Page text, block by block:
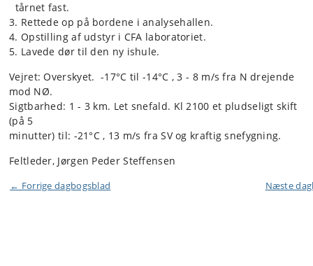
tårnet fast.
3. Rettede op på bordene i analysehallen.
4. Opstilling af udstyr i CFA laboratoriet.
5. Lavede dør til den ny ishule.
Vejret: Overskyet. -17°C til -14°C , 3 - 8 m/s fra N drejende
mod NØ.
Sigtbarhed: 1 - 3 km. Let snefald. Kl 2100 et pludseligt skift
(på 5
minutter) til: -21°C , 13 m/s fra SV og kraftig snefygning.
Feltleder, Jørgen Peder Steffensen
← Forrige dagbogsblad Næste